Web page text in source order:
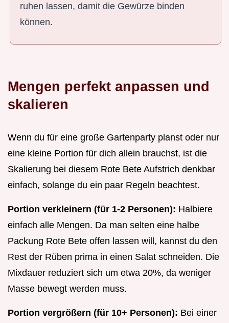
ruhen lassen, damit die Gewürze binden
können.
Mengen perfekt anpassen und
skalieren
Wenn du für eine große Gartenparty planst oder nur
eine kleine Portion für dich allein brauchst, ist die
Skalierung bei diesem Rote Bete Aufstrich denkbar
einfach, solange du ein paar Regeln beachtest.
Portion verkleinern (für 1-2 Personen): Halbiere
einfach alle Mengen. Da man selten eine halbe
Packung Rote Bete offen lassen will, kannst du den
Rest der Rüben prima in einen Salat schneiden. Die
Mixdauer reduziert sich um etwa 20%, da weniger
Masse bewegt werden muss.
Portion vergrößern (für 10+ Personen): Bei einer